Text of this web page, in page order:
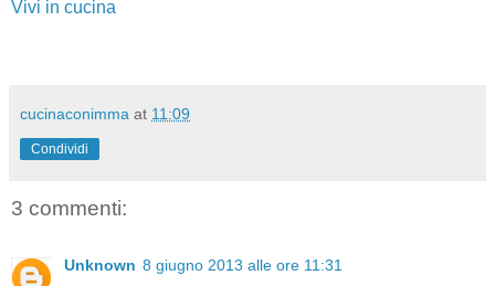
Vivi in cucina
cucinaconimma at 11:09
Condividi
3 commenti:
Unknown 8 giugno 2013 alle ore 11:31